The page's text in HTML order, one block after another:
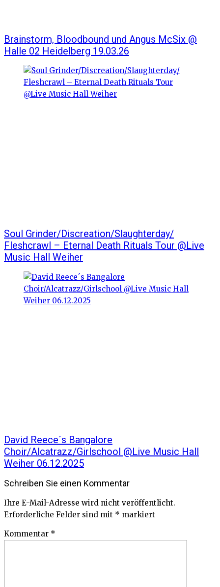
Brainstorm, Bloodbound und Angus McSix @
Halle 02 Heidelberg 19.03.26
Soul Grinder/Discreation/Slaughterday/
Fleshcrawl – Eternal Death Rituals Tour @Live
Music Hall Weiher
David Reece´s Bangalore
Choir/Alcatrazz/Girlschool @Live Music Hall
Weiher 06.12.2025
Schreiben Sie einen Kommentar
Ihre E-Mail-Adresse wird nicht veröffentlicht.
Erforderliche Felder sind mit * markiert
Kommentar *